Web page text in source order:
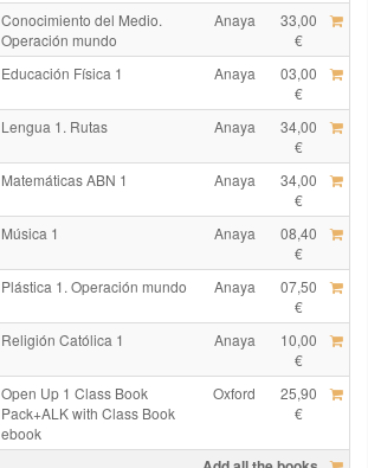
Conocimiento del Medio.
Operación mundo
Anaya
33,00
€
Educación Física 1 Anaya
03,00
€
Lengua 1. Rutas Anaya
34,00
€
Matemáticas ABN 1 Anaya
34,00
€
Música 1 Anaya
08,40
€
Plástica 1. Operación mundo Anaya
07,50
€
Religión Católica 1 Anaya
10,00
€
Open Up 1 Class Book
Pack+ALK with Class Book
ebook
Oxford
25,90
€